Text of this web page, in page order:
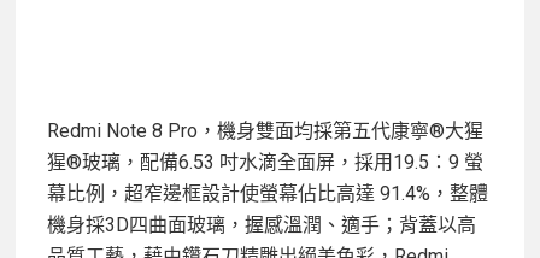
Redmi Note 8 Pro，機身雙面均採第五代康寧®大猩
猩®玻璃，配備6.53 吋水滴全面屏，採用19.5：9 螢
幕比例，超窄邊框設計使螢幕佔比高達 91.4%，整體
機身採3D四曲面玻璃，握感溫潤、適手；背蓋以高